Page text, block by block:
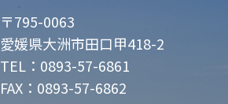
〒795-0063
愛媛県大洲市田口甲418-2
TEL：0893-57-6861
FAX：0893-57-6862